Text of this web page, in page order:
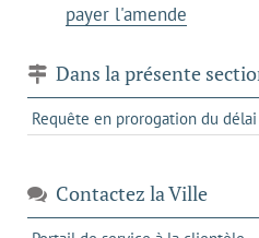
payer l'amende
Dans la présente
Requête en prorogation du
Contactez la Ville